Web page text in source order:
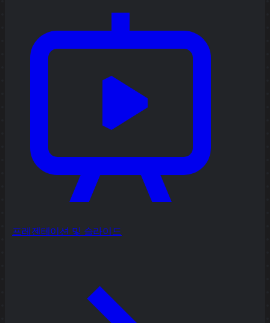
프레젠테이션 및 슬라이드